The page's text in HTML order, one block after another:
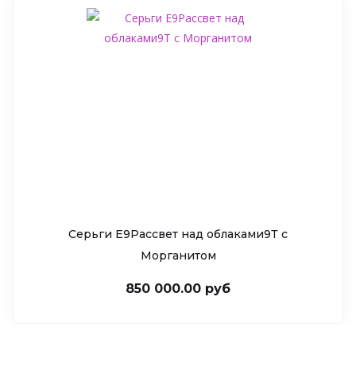
Серьги Е9Рассвет над облаками9Т c
Морганитом
850 000.00 руб